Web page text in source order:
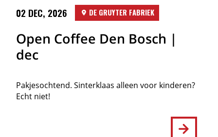
02 DEC, 2026 DE GRUYTER FABRIEK
Open Coffee Den Bosch |
dec
Pakjesochtend. Sinterklaas alleen voor kinderen?
Echt niet!